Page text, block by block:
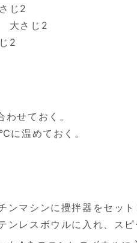
じ2
大さじ2
2
せておく。
温めておく。
ンマシンに攪拌器をセッ
ンレスボウルに入れ、スピ